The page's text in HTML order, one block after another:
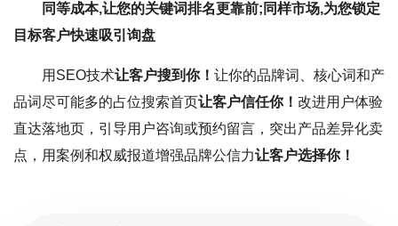
同等成本,让您的关键词排名更靠前;同样市场,为您锁定
目标客户快速吸引询盘
用SEO技术让客户搜到你！ 让你的品牌词、核心词和产
品词尽可能多的占位搜索首页让客户信任你！ 改进用户体验
直达落地页，引导用户咨询或预约留言，突出产品差异化卖
点，用案例和权威报道增强品牌公信力让客户选择你！